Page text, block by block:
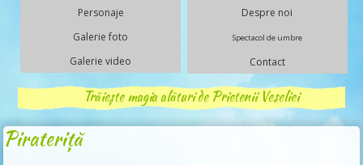
Personaje
Galerie foto
Galerie video
Despre noi
Spectacol de umbre
Contact
Trăiește magia alături de Prietenii Veseliei
Pirateriță